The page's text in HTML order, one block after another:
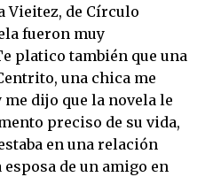
Vieitez, de Círculo
fueron muy
platico también que una
una chica me
dijo que la novela le
preciso de su vida,
en una relación
de un amigo en